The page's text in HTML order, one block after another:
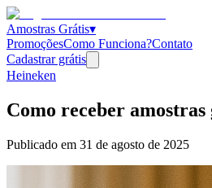
Amostras Grátis▾
PromoçõesComo Funciona?Contato
Cadastrar grátis
Heineken
Como receber
Publicado em 31 de agosto de 2025